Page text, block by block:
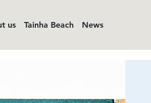
us Tainha Beach News